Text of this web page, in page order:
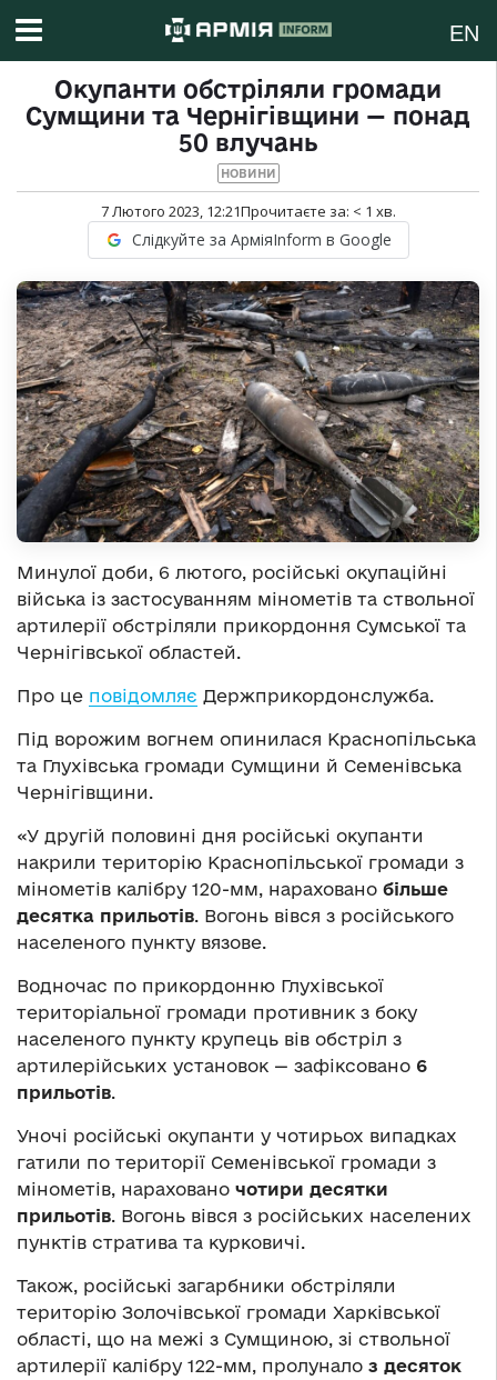
EN
Окупанти обстріляли громади
Сумщини та Чернігівщини — понад
50 влучань
НОВИНИ
7 Лютого 2023, 12:21Прочитаєте за: < 1 хв.
Слідкуйте за АрміяInform в Google
Минулої доби, 6 лютого, російські окупаційні
війська із застосуванням мінометів та ствольної
артилерії обстріляли прикордоння Сумської та
Чернігівської областей.
Про це повідомляє Держприкордонслужба.
Під ворожим вогнем опинилася Краснопільська
та Глухівська громади Сумщини й Семенівська
Чернігівщини.
«У другій половині дня російські окупанти
накрили територію Краснопільської громади з
мінометів калібру 120-мм, нараховано більше
десятка прильотів. Вогонь вівся з російського
населеного пункту вязове.
Водночас по прикордонню Глухівської
територіальної громади противник з боку
населеного пункту крупець вів обстріл з
артилерійських установок — зафіксовано 6
прильотів.
Уночі російські окупанти у чотирьох випадках
гатили по території Семенівської громади з
мінометів, нараховано чотири десятки
прильотів. Вогонь вівся з російських населених
пунктів стратива та курковичі.
Також, російські загарбники обстріляли
територію Золочівської громади Харківської
області, що на межі з Сумщиною, зі ствольної
артилерії калібру 122-мм, пролунало з десяток